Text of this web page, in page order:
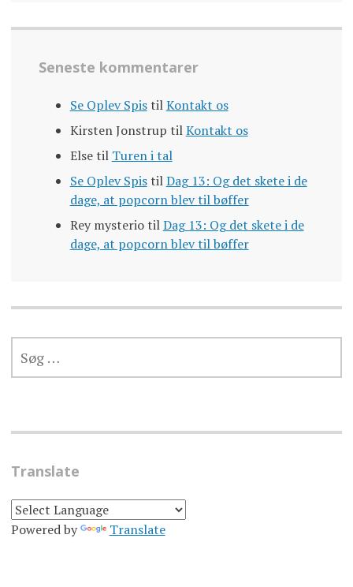
Seneste kommentarer
Se Oplev SpistilKontakt os
Kirsten Jonstrup tilKontakt os
Elsetil Turen i tal
Se Oplev SpistilDag 13: Og det skete i de
dage, at popcorn blev til bøffer
Rey mysteriotilDag 13: Og det skete i de
dage, at popcorn blev til bøffer
EFTER:
Translate
Powered by Translate